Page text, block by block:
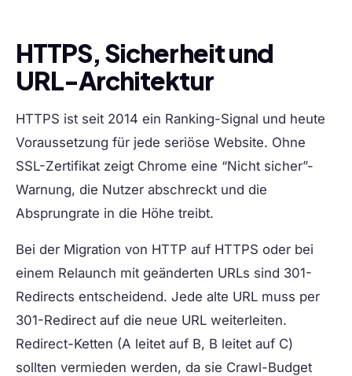
HTTPS, Sicherheit und
URL-Architektur
HTTPS ist seit 2014 ein Ranking-Signal und heute
Voraussetzung für jede seriöse Website. Ohne
SSL-Zertifikat zeigt Chrome eine “Nicht sicher”-
Warnung, die Nutzer abschreckt und die
Absprungrate in die Höhe treibt.
Bei der Migration von HTTP auf HTTPS oder bei
einem Relaunch mit geänderten URLs sind 301-
Redirects entscheidend. Jede alte URL muss per
301-Redirect auf die neue URL weiterleiten.
Redirect-Ketten (A leitet auf B, B leitet auf C)
sollten vermieden werden, da sie Crawl-Budget